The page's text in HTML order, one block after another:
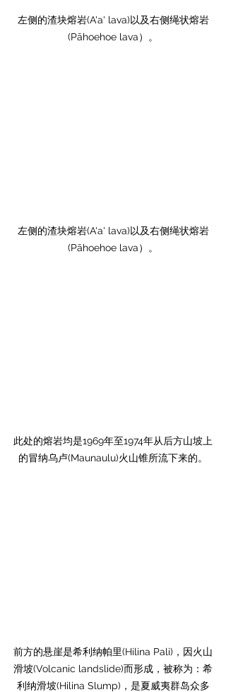
左侧的渣块熔岩(A'a' lava)以及右侧绳状熔岩
(Pāhoehoe lava）。
左侧的渣块熔岩(A'a' lava)以及右侧绳状熔岩
(Pāhoehoe lava）。
此处的熔岩均是1969年至1974年从后方山坡上
的冒纳乌卢(Maunaulu)火山锥所流下来的。
前方的悬崖是希利纳帕里(Hilina Pali)，因火山
滑坡(Volcanic landslide)而形成，被称为：希
利纳滑坡(Hilina Slump)，是夏威夷群岛众多